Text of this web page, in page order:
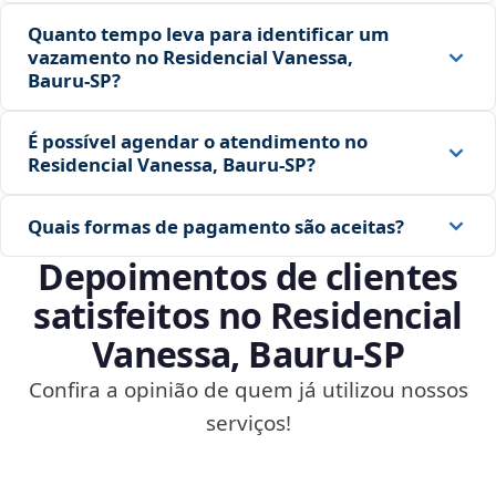
Quanto tempo leva para identificar um
vazamento no Residencial Vanessa,
Bauru‑SP?
É possível agendar o atendimento no
Residencial Vanessa, Bauru‑SP?
Quais formas de pagamento são aceitas?
Depoimentos de clientes
satisfeitos no Residencial
Vanessa, Bauru‑SP
Confira a opinião de quem já utilizou nossos
serviços!